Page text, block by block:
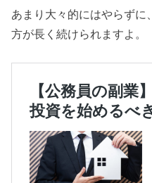
あまり大々的にはやらずに
方が長く続けられますよ。